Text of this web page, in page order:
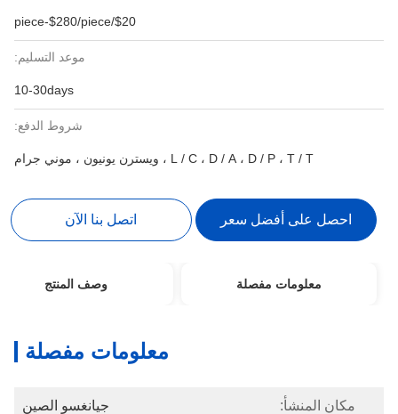
$20/piece-$280/piece
موعد التسليم:
10-30days
شروط الدفع:
L / C ، D / A ، D / P ، T / T ، ويسترن يونيون ، موني جرام
احصل على أفضل سعر اتصل بنا الآن
معلومات مفصلة وصف المنتج
معلومات مفصلة
مكان المنشأ: جيانغسو الصين